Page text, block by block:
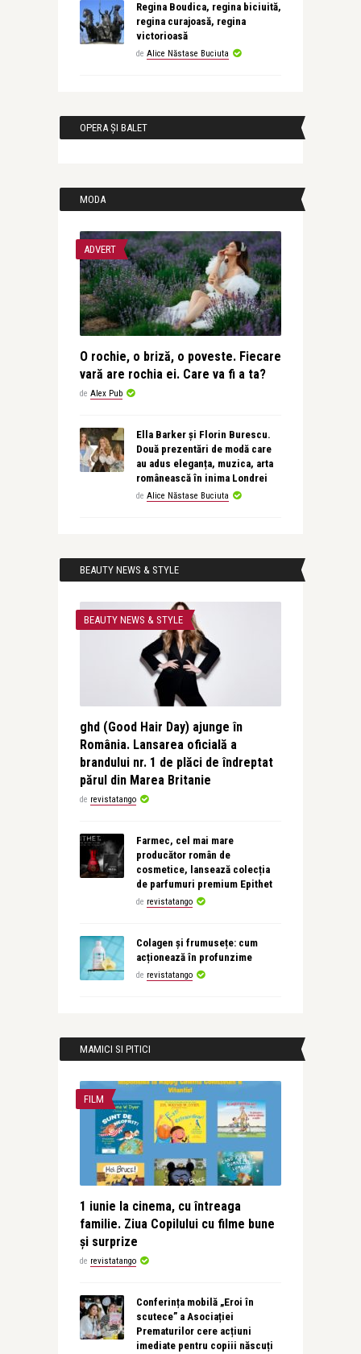
Regina Boudica, regina biciuită,
regina curajoasă, regina
victorioasă
de Alice Năstase Buciuta
OPERA ȘI BALET
MODA
ADVERT
O rochie, o briză, o poveste. Fiecare
vară are rochia ei. Care va fi a ta?
de Alex Pub
Ella Barker și Florin Burescu.
Două prezentări de modă care
au adus eleganța, muzica, arta
românească în inima Londrei
de Alice Năstase Buciuta
BEAUTY NEWS & STYLE
BEAUTY NEWS & STYLE
ghd (Good Hair Day) ajunge în
România. Lansarea oficială a
brandului nr. 1 de plăci de îndreptat
părul din Marea Britanie
de revistatango
Farmec, cel mai mare
producător român de
cosmetice, lansează colecția
de parfumuri premium Epithet
de revistatango
Colagen și frumusețe: cum
acționează în profunzime
de revistatango
MAMICI SI PITICI
FILM
1 iunie la cinema, cu întreaga
familie. Ziua Copilului cu filme bune
și surprize
de revistatango
Conferința mobilă „Eroi în
scutece” a Asociației
Prematurilor cere acțiuni
imediate pentru copiii născuți